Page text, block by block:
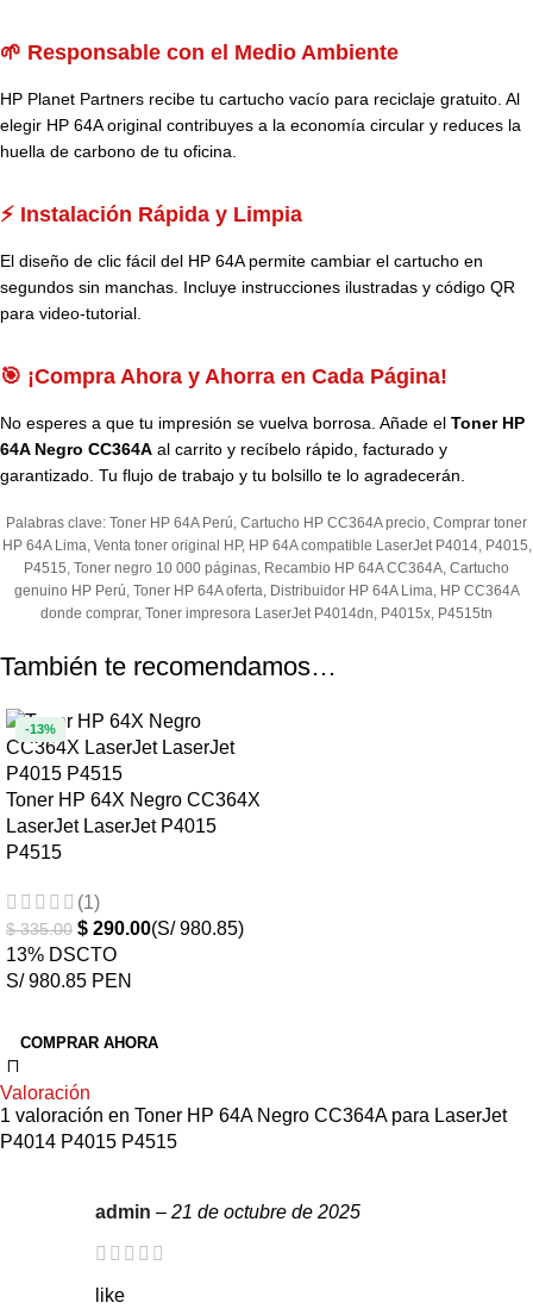
🌱 Responsable con el Medio Ambiente
HP Planet Partners recibe tu cartucho vacío para reciclaje gratuito. Al
elegir HP 64A original contribuyes a la economía circular y reduces la
huella de carbono de tu oficina.
⚡ Instalación Rápida y Limpia
El diseño de clic fácil del HP 64A permite cambiar el cartucho en
segundos sin manchas. Incluye instrucciones ilustradas y código QR
para video-tutorial.
🎯 ¡Compra Ahora y Ahorra en Cada Página!
No esperes a que tu impresión se vuelva borrosa. Añade el Toner HP
64A Negro CC364A al carrito y recíbelo rápido, facturado y
garantizado. Tu flujo de trabajo y tu bolsillo te lo agradecerán.
Palabras clave: Toner HP 64A Perú, Cartucho HP CC364A precio, Comprar toner
HP 64A Lima, Venta toner original HP, HP 64A compatible LaserJet P4014, P4015,
P4515, Toner negro 10 000 páginas, Recambio HP 64A CC364A, Cartucho
genuino HP Perú, Toner HP 64A oferta, Distribuidor HP 64A Lima, HP CC364A
donde comprar, Toner impresora LaserJet P4014dn, P4015x, P4515tn
También te recomendamos…
Toner HP 64X Negro CC364X
LaserJet LaserJet P4015
P4515
(1)
$335.00 $ 290.00(S/ 980.85)
13% DSCTO
-13%
S/ 980.85 PEN
COMPRAR AHORA
Valoración
1 valoración en Toner HP 64A Negro CC364A para LaserJet
P4014 P4015 P4515
admin – 21 de octubre de 2025
like